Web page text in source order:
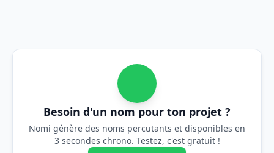
Besoin d'un nom pour ton projet ?
Nomi génère des noms percutants et disponibles en
3 secondes chrono. Testez, c'est gratuit !